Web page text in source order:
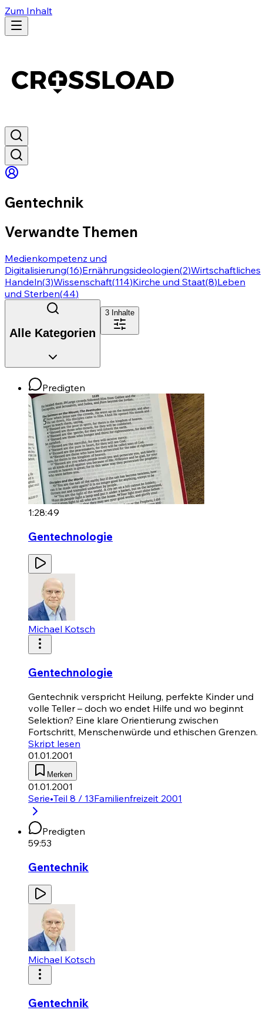
Zum Inhalt
Gentechnik
Verwandte Themen
Medienkompetenz und
Digitalisierung(16)Ernährungsideologien(2)Wirtschaftliches
Handeln(3)Wissenschaft(114)Kirche und Staat(8)Leben
und Sterben(44)
Alle Kategorien
3 Inhalte
Predigten
1:28:49
Gentechnologie
Michael Kotsch
Gentechnologie
Gentechnik verspricht Heilung, perfekte Kinder und
volle Teller – doch wo endet Hilfe und wo beginnt
Selektion? Eine klare Orientierung zwischen
Fortschritt, Menschenwürde und ethischen Grenzen.
Skript lesen
01.01.2001
Merken
01.01.2001
Serie•Teil 8 / 13Familienfreizeit 2001
Predigten
59:53
Gentechnik
Michael Kotsch
Gentechnik